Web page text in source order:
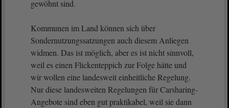
gewöhnt sind.
Kommunen im Land können sich über
Sondernutzungssatzungen auch diesem Anliegen
widmen. Das ist möglich, aber es ist nicht sinnvoll,
weil es einen Flickenteppich zur Folge hätte und
wir wollen eine landesweit einheitliche Regelung.
Nur diese landesweiten Regelungen für Carsharing-
Angebote sind eben gut praktikabel, weil sie dann